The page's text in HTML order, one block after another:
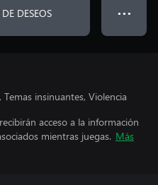
DESEOS ● ● ●
insinuantes, Violencia
acceso a la información
mientras juegas. Más